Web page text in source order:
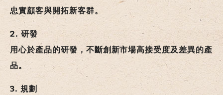
忠實顧客與開拓新客群。
2. 研發
用心於產品的研發，不斷創新市場高接受度及差異的產
品。
3. 規劃